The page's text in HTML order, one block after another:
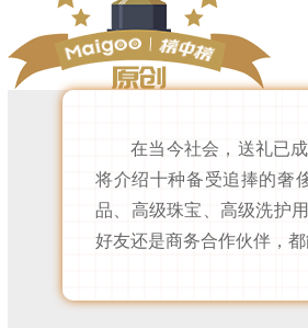
在当今社会，送礼已
将介绍十种备受追捧的奢
品、高级珠宝、高级洗护
好友还是商务合作伙伴，